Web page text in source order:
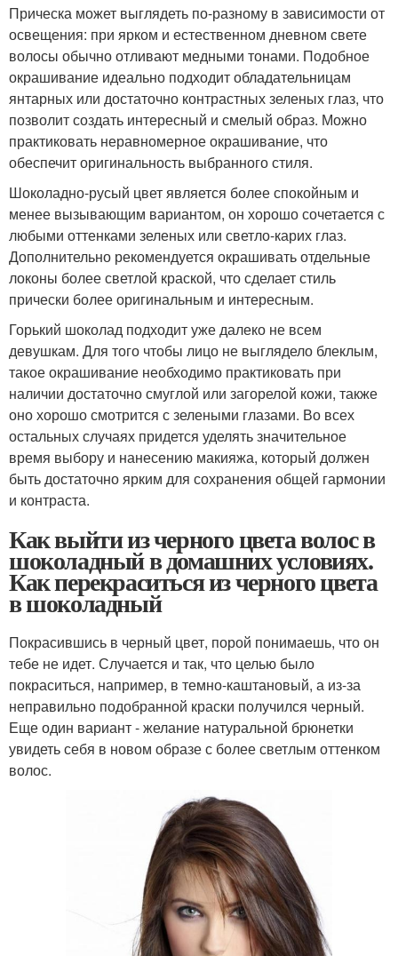
Прическа может выглядеть по-разному в зависимости от
освещения: при ярком и естественном дневном свете
волосы обычно отливают медными тонами. Подобное
окрашивание идеально подходит обладательницам
янтарных или достаточно контрастных зеленых глаз, что
позволит создать интересный и смелый образ. Можно
практиковать неравномерное окрашивание, что
обеспечит оригинальность выбранного стиля.
Шоколадно-русый цвет является более спокойным и
менее вызывающим вариантом, он хорошо сочетается с
любыми оттенками зеленых или светло-карих глаз.
Дополнительно рекомендуется окрашивать отдельные
локоны более светлой краской, что сделает стиль
прически более оригинальным и интересным.
Горький шоколад подходит уже далеко не всем
девушкам. Для того чтобы лицо не выглядело блеклым,
такое окрашивание необходимо практиковать при
наличии достаточно смуглой или загорелой кожи, также
оно хорошо смотрится с зелеными глазами. Во всех
остальных случаях придется уделять значительное
время выбору и нанесению макияжа, который должен
быть достаточно ярким для сохранения общей гармонии
и контраста.
Как выйти из черного цвета волос в
шоколадный в домашних условиях.
Как перекраситься из черного цвета
в шоколадный
Покрасившись в черный цвет, порой понимаешь, что он
тебе не идет. Случается и так, что целью было
покраситься, например, в темно-каштановый, а из-за
неправильно подобранной краски получился черный.
Еще один вариант - желание натуральной брюнетки
увидеть себя в новом образе с более светлым оттенком
волос.